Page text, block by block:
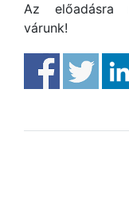
Az előadásra
várunk!